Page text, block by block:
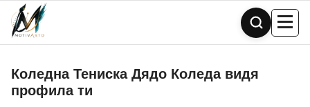
Skip
content
Коледна Тениска Дядо Коледа видя
профила ти